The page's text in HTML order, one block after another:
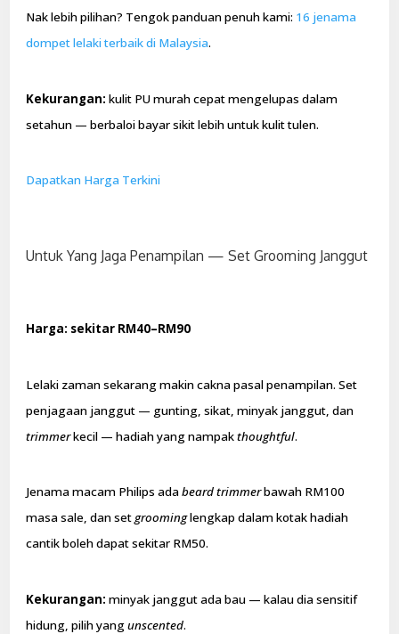
Nak lebih pilihan? Tengok panduan penuh kami: 16 jenama
dompet lelaki terbaik di Malaysia.
Kekurangan: kulit PU murah cepat mengelupas dalam
setahun — berbaloi bayar sikit lebih untuk kulit tulen.
Dapatkan Harga Terkini
Untuk Yang Jaga Penampilan — Set Grooming Janggut
Harga: sekitar RM40–RM90
Lelaki zaman sekarang makin cakna pasal penampilan. Set
penjagaan janggut — gunting, sikat, minyak janggut, dan
trimmerkecil — hadiah yang nampakthoughtful.
Jenama macam Philips adabeard trimmerbawah RM100
masa sale, dan setgroominglengkap dalam kotak hadiah
cantik boleh dapat sekitar RM50.
Kekurangan: minyak janggut ada bau — kalau dia sensitif
hidung, pilih yangunscented.